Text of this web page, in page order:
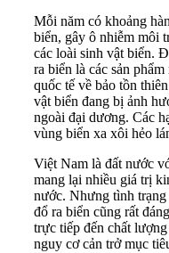
Mỗi năm có khoảng
biển, gây ô nhiễm môi
các loài sinh vật biển.
ra biển là các sản
quốc tế về bảo tồn
vật biển đang bị ảnh
ngoài đại dương. Các
vùng biển xa xôi hẻo
Việt Nam là đất nước
mang lại nhiều giá trị
nước. Nhưng tình
đổ ra biển cũng rất
trực tiếp đến chất
nguy cơ cản trở mục